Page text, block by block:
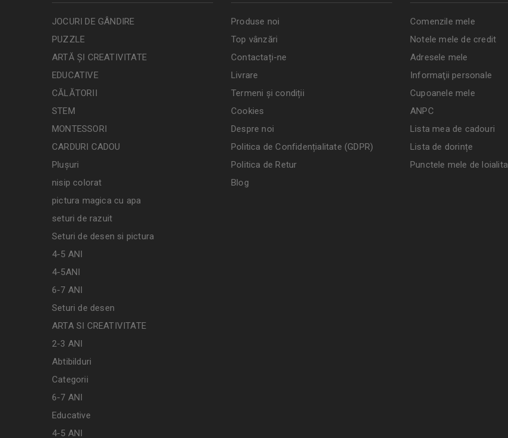
JOCURI DE GÂNDIRE
PUZZLE
ARTĂ ȘI CREATIVITATE
EDUCATIVE
CĂLĂTORII
STEM
MONTESSORI
CARDURI CADOU
Plușuri
nisip colorat
pictura magica cu apa
seturi de razuit
Seturi de desen si pictura
4-5 ANI
4-5ANI
6-7 ANI
Seturi de desen
ARTA SI CREATIVITATE
2-3 ANI
Abtibilduri
Categorii
6-7 ANI
Educative
4-5 ANI
Produse noi
Top vânzări
Contactați-ne
Livrare
Termeni și condiții
Cookies
Despre noi
Politica de Confidențialitate (GDPR)
Politica de Retur
Blog
Comenzile mele
Notele mele de credit
Adresele mele
Informaţii personale
Cupoanele mele
ANPC
Lista mea de cadouri
Lista de dorințe
Punctele mele de